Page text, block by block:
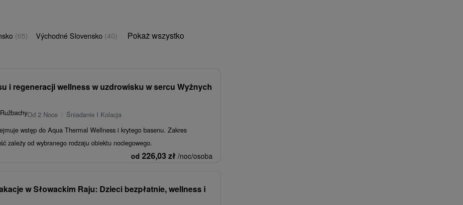
(65) Východné Slovensko (40) Pokaż wszystko
i regeneracji wellness w uzdrowisku w sercu Wyżnych
Od 2 Noce
Śniadanie I Kolacja
wstęp do Aqua Thermal Wellness i krytego basenu. Zakres
zależy od wybranego rodzaju obiektu noclegowego.
od 226,03zł /noc/osoba
w Słowackim Raju: Dzieci bezpłatnie, wellness i